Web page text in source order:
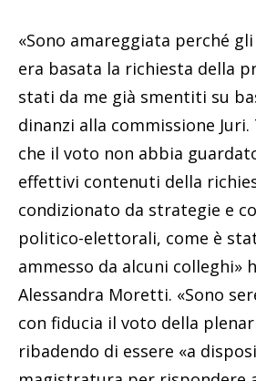
«Sono amareggiata perché
era basata la richiesta della
stati da me già smentiti su
dinanzi alla commissione
che il voto non abbia
effettivi contenuti della
condizionato da strategie e
politico-elettorali, come è
ammesso da alcuni colleghi»
Alessandra Moretti. «Sono
con fiducia il voto della
ribadendo di essere «a